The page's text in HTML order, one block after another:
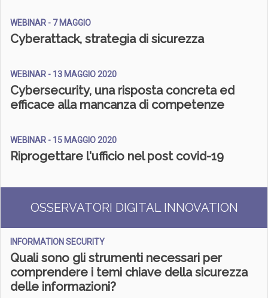
WEBINAR - 7 MAGGIO
Cyberattack, strategia di sicurezza
WEBINAR - 13 MAGGIO 2020
Cybersecurity, una risposta concreta ed
efficace alla mancanza di competenze
WEBINAR - 15 MAGGIO 2020
Riprogettare l'ufficio nel post covid-19
OSSERVATORI DIGITAL INNOVATION
INFORMATION SECURITY
Quali sono gli strumenti necessari per
comprendere i temi chiave della sicurezza
delle informazioni?